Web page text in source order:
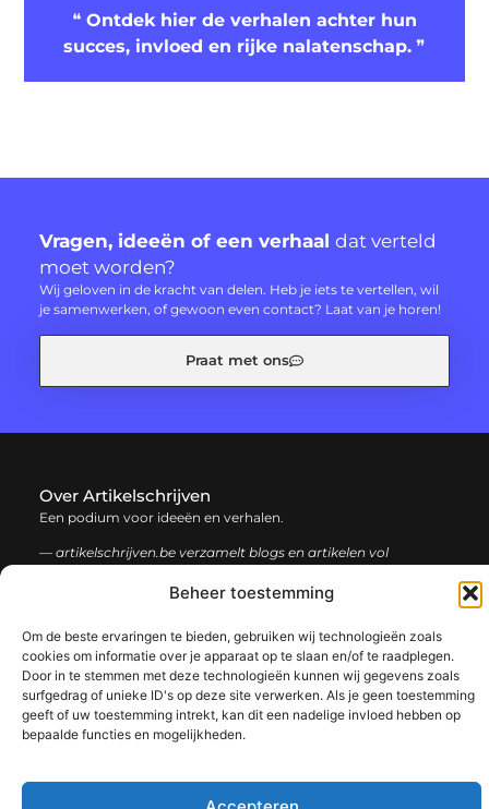
Beheer toestemming
Om de beste ervaringen te bieden, gebruiken wij technologieën zoals
cookies om informatie over je apparaat op te slaan en/of te raadplegen.
Door in te stemmen met deze technologieën kunnen wij gegevens zoals
surfgedrag of unieke ID's op deze site verwerken. Als je geen toestemming
geeft of uw toestemming intrekt, kan dit een nadelige invloed hebben op
bepaalde functies en mogelijkheden.
❝ Ontdek hier de verhalen achter hun
succes, invloed en rijke nalatenschap. ❞
Vragen, ideeën of een verhaal dat verteld
moet worden?
Wij geloven in de kracht van delen. Heb je iets te vertellen, wil
je samenwerken, of gewoon even contact? Laat van je horen!
Praat met ons
Over Artikelschrijven
Een podium voor ideeën en verhalen.
— artikelschrijven.be verzamelt blogs en artikelen vol
je verrassen door uiteenlopende content.
Onze
informatie
Bericht categorie
@2025 www.artikelschrijven.be. All Right Reserved.​